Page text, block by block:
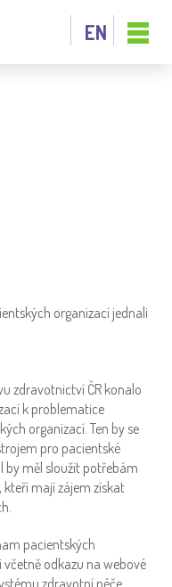
EN
organizací jednali
zdravotnictví ČR konalo
k problematice
organizací. Ten by se
pro pacientské
by měl sloužit potřebám
mají zájem získat
pacientských
odkazu na webové
zdravotní péče